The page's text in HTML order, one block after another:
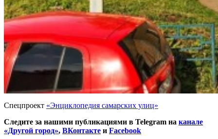
Спецпроект «Энциклопедия самарских улиц»
Следите за нашими публикациями в Telegram на канале
«Другой город», ВКонтакте и Facebook